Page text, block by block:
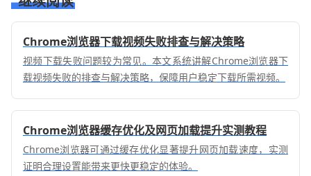
Chrome浏览器下载视频失败排查与解决策略
视频下载失败问题较为常见。本文系统讲解Chrome浏览器下
载视频失败的排查与解决策略，保障用户稳定下载所需视频。
Chrome浏览器缓存优化及网页加载提升实测教程
Chrome浏览器可通过缓存优化显著提升网页加载速度，实测
证明合理设置能带来更快更稳定的体验。